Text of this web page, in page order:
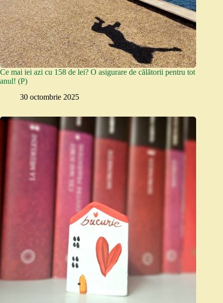
Ce mai iei azi cu 158 de lei? O asigurare de călătorii pentru tot
anul! (P)
30 octombrie 2025